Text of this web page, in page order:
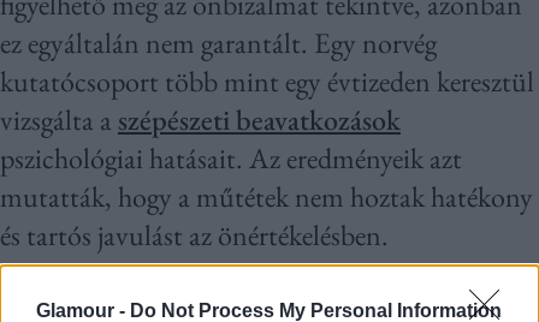
Glamour - Do Not Process My Personal Information
ez egyáltalán nem garantált. Egy norvég
kutatócsoport több mint egy évtizeden keresztül
vizsgálta a szépészeti beavatkozások
pszichológiai hatásait. Az eredményeik azt
mutatták, hogy a műtétek nem hoztak hatékony
és tartós javulást az önértékelésben.
Egy olasz kutatásban pedig a műtét előtti és